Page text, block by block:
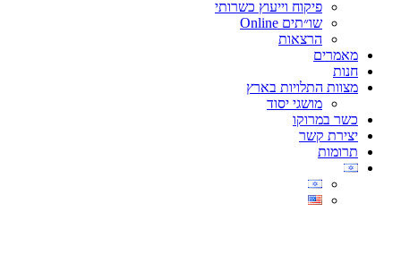
פיקוח וייעוץ כשרותי
שו״תים Online
הרצאות
מאמרים
חנות
מצוות התלויות בארץ
מושגי יסוד
כשר במרוקו
יצירת קשר
תרומות